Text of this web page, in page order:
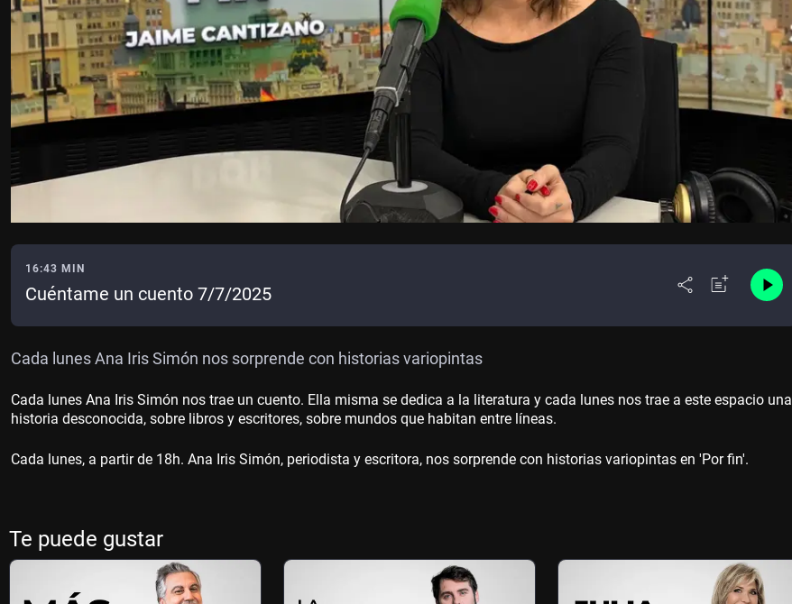
16:43 MIN
Cuéntame un cuento 7/7/2025
Cada lunes Ana Iris Simón nos sorprende con historias variopintas
Cada lunes Ana Iris Simón nos trae un cuento. Ella misma se dedica a la literatura y cada lunes nos trae a este espacio una
historia desconocida, sobre libros y escritores, sobre mundos que habitan entre líneas.
Cada lunes, a partir de 18h. Ana Iris Simón, periodista y escritora, nos sorprende con historias variopintas en 'Por fin'.
Te puede gustar